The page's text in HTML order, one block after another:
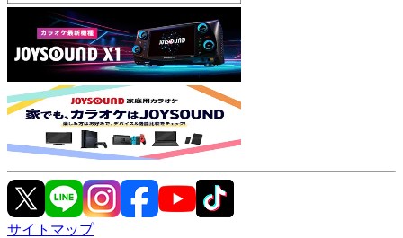
サイトマップ